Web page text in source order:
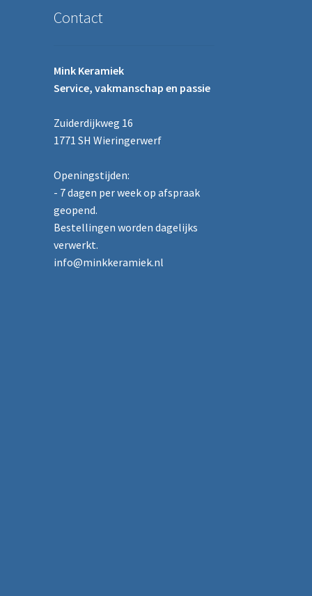
Contact
Mink Keramiek
Service, vakmanschap en passie
Zuiderdijkweg 16
1771 SH Wieringerwerf
Openingstijden:
- 7 dagen per week op afspraak
geopend.
Bestellingen worden dagelijks
verwerkt.
info@minkkeramiek.nl